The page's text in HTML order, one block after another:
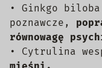
• Ginkgo
poznawcze,
równowagę
• Cytrulina